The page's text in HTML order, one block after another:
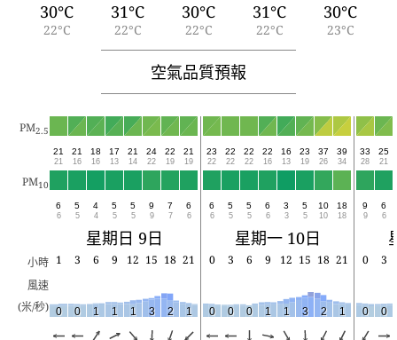
30°C
22°C
31°C
22°C
30°C
22°C
31°C
22°C
30°C
23°C
空氣品質預報
PM2.5
21
21
21
16
18
16
17
13
21
14
24
22
22
19
21
19
23
22
22
22
22
22
22
16
16
13
23
19
37
26
39
34
33
28
25
21
PM10
6
6
5
5
4
4
5
5
5
5
9
9
7
7
6
6
6
6
5
5
5
5
6
6
3
3
5
5
10
10
18
18
9
9
6
6
星期日 9日 星期一 10日
小時 1 3 6 9 12 15 18 21 0 3 6 9 12 15 18 21 0
3
風速
(米/秒) 0 0 1 1 1 3 2 1 0 0 0 1 1 3 2 1 0 0